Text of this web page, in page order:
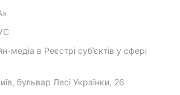
медіа в Реєстрі суб’єктів у сфері
бульвар Лесі Українки, 26